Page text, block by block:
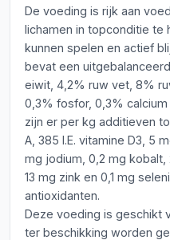
De voeding is rijk aan
lichamen in topconditie te
kunnen spelen en actief
bevat een
eiwit, 4,2% ruw vet, 8%
0,3% fosfor, 0,3% calcium
zijn er per kg additieven
A, 385 I.E. vitamine D3, 5
mg jodium, 0,2 mg kobalt,
13 mg zink en 0,1 mg
antioxidanten.
Deze voeding is geschikt
ter beschikking worden